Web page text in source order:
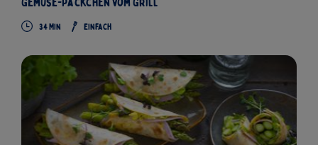
Gemüse-Päckchen vom Grill
34Min Einfach